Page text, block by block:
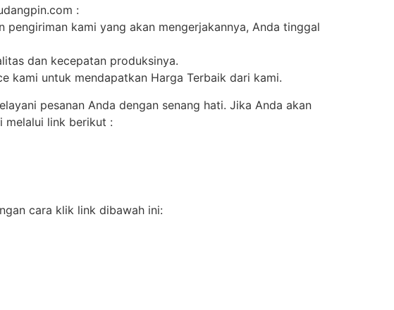
:
kami yang akan mengerjakannya, Anda tinggal
dan kecepatan produksinya.
kami untuk mendapatkan Harga Terbaik dari kami.
pesanan Anda dengan senang hati. Jika Anda akan
melalui link berikut :
cara klik link dibawah ini: